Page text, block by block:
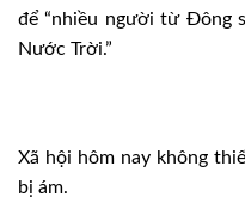
để “nhiều người từ Đông
Nước Trời.”
Xã hội hôm nay không
bị ám.